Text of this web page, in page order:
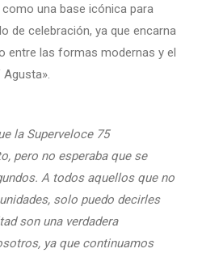
una base icónica para
de celebración, ya que encarna
entre las formas modernas y el
la Superveloce 75
pero no esperaba que se
A todos aquellos que no
solo puedo decirles
son una verdadera
ya que continuamos